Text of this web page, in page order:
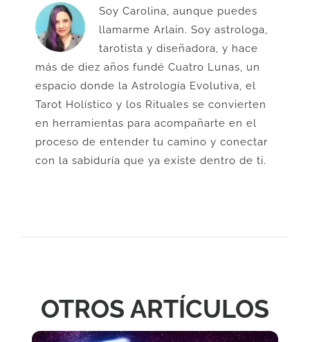
Soy Carolina, aunque puedes
llamarme Arlain. Soy astrologa,
tarotista y diseñadora, y hace
más de diez años fundé Cuatro Lunas, un
espacio donde la Astrología Evolutiva, el
Tarot Holístico y los Rituales se convierten
en herramientas para acompañarte en el
proceso de entender tu camino y conectar
con la sabiduría que ya existe dentro de ti.
OTROS ARTÍCULOS